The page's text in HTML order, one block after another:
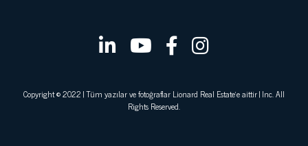
Copyright © 2022 | Tüm yazılar ve fotoğraflar Lionard Real Estate'e aittir | Inc. All
Rights Reserved.